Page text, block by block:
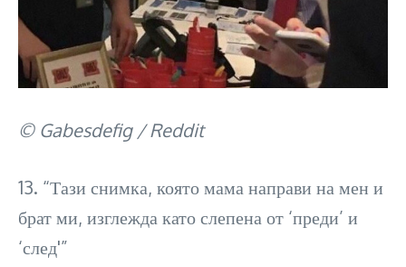
© Gabesdefig / Reddit
13. “Тази снимка, която мама направи на мен и
брат ми, изглежда като слепена от ‘преди’ и
‘след'”